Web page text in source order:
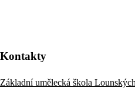
Kontakty
Základní umělecká škola Lounských